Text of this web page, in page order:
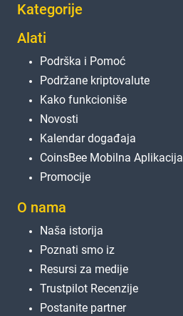
Kategorije
Alati
Podrška i Pomoć
Podržane kriptovalute
Kako funkcioniše
Novosti
Kalendar događaja
CoinsBee Mobilna Aplikacija
Promocije
O nama
Naša istorija
Poznati smo iz
Resursi za medije
Trustpilot Recenzije
Postanite partner